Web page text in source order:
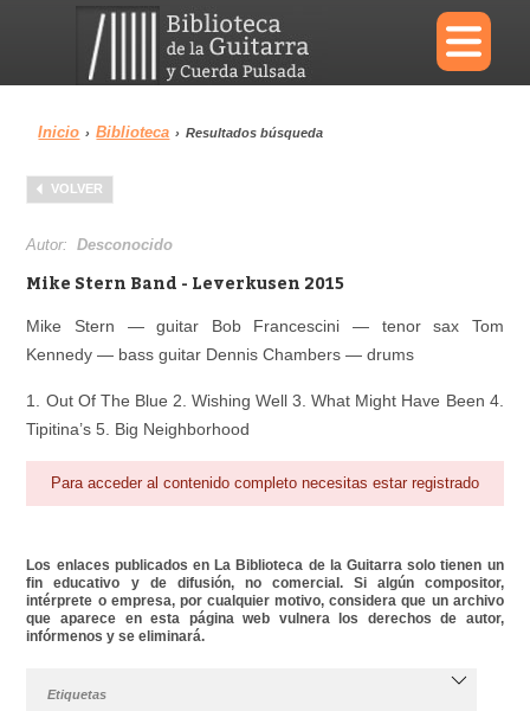
×
Menu
Biblioteca
Área personal Reproductor
Inicio › Biblioteca › Resultados búsqueda
VOLVER
Autor:Desconocido
Mike Stern Band - Leverkusen 2015
Mike Stern — guitar Bob Francescini — tenor sax Tom
Kennedy — bass guitar Dennis Chambers — drums
1. Out Of The Blue 2. Wishing Well 3. What Might Have Been 4.
Tipitina’s 5. Big Neighborhood
Para acceder al contenido completo necesitas estar registrado
Los enlaces publicados en La Biblioteca de la Guitarra solo tienen un
fin educativo y de difusión, no comercial. Si algún compositor,
intérprete o empresa, por cualquier motivo, considera que un archivo
que aparece en esta página web vulnera los derechos de autor,
infórmenos y se eliminará.
Etiquetas